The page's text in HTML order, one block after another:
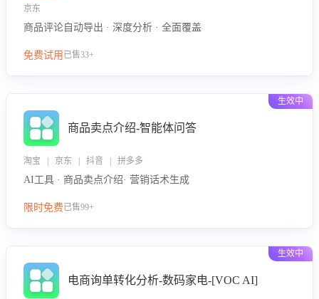
京东
商品评论自动导出 · 深度分析 · 全面覆盖
免费试用 已售33+
生效中
商品卖点介绍-智能体问答
淘宝 | 京东 | 抖音 | 拼多多
AI工具 · 商品卖点介绍· 营销话术生成
限时免费已售99+
生效中
电商询单转化分析-数码家电-[VOC AI]